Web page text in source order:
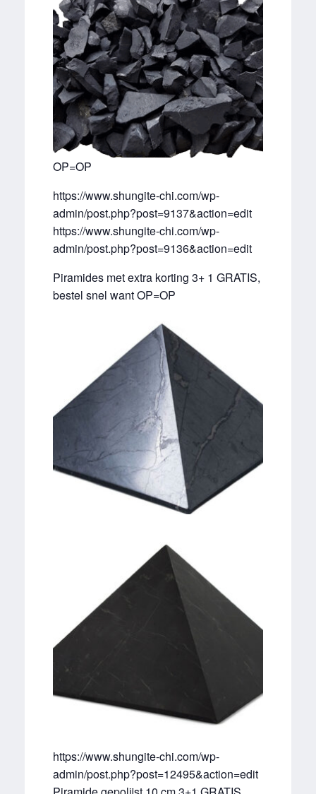
OP=OP
https://www.shungite-chi.com/wp-
admin/post.php?post=9137&action=edit
https://www.shungite-chi.com/wp-
admin/post.php?post=9136&action=edit
Piramides met extra korting 3+ 1 GRATIS,
bestel snel want OP=OP
https://www.shungite-chi.com/wp-
admin/post.php?post=12495&action=edit